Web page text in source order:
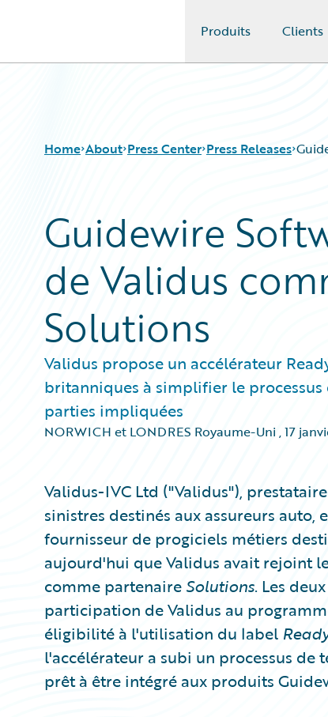
Produits Clients
Home About Press Center Press Releases
Guidewire
de Validus
Solutions
Validus propose un accélérateur
britanniques à simplifier le
parties impliquées
NORWICH et LONDRES Royaume-Uni ,17
​Validus-IVC Ltd ("Validus"),
sinistres destinés aux assureurs auto,
fournisseur de progiciels métiers
aujourd'hui que Validus avait rejoint
comme partenaire Solutions. Les
participation de Validus au
éligibilité à l'utilisation du label
l'accélérateur a subi un processus
prêt à être intégré aux produits